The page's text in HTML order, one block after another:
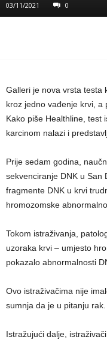
03/11/2021 0
Galleri je nova vrsta testa
kroz jedno vađenje krvi, a
Kako piše Healthline, test
karcinom nalazi i
Prije sedam godina,
sekvenciranje DNK u San
fragmente DNK u krvi
hromozomske
Tokom istraživanja,
uzoraka krvi – umjesto
pokazalo abnormalnosti
Ovo istraživačima nije
sumnja da je u pitanju rak.
Istražujući dalje,